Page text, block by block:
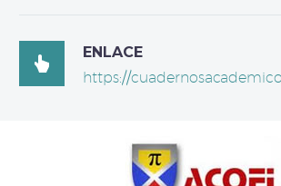

ENLACE
https://